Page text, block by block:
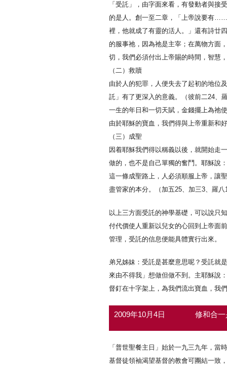
「受託」，由字面來看，有發動者與
的是人。創一至二章，「上帝說要有
裡，他就成了有靈的活人。」還有詩廿
的服事祂，因為祂是主宰；在萬物方面
切，我們必須付出上帝賜的時間，智慧
（二）救贖
由於人的犯罪，人便失去了起初的地位
託」有了更深入的意義。（彼前二24、
一生的年日和一切天賦，金錢擺上為祂
由於耶穌的寶血，我們得與上帝重新和
（三）成聖
因着耶穌我們得以稱義以後，就開始走
做的，也不是自己單獨的奮鬥。耶穌說
這一條成聖路上，人必須順服上帝，讓
盡管家的本分。（加五25、加三3、羅八
以上三方面受託的神學基礎，可以說只
付代價使人重新以兒女的心回到上帝面
管理，受託的信息便能具體實行出來。
弟兄姊妹：受託是甚麼意思呢？受託就
來由不得我」想做但做不到。主耶穌說
督釘在十字架上，為我們流出寶血，我
2009年10月4日 修和合
「普世聖餐主日」始於一九三九年，
基督徒領袖渴望基督的教會可團結一致